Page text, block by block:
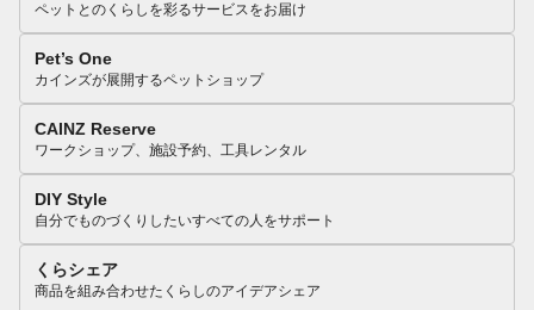
ペットとのくらしを彩るサービスをお届け
Pet’s One
カインズが展開するペットショップ
CAINZ Reserve
ワークショップ、施設予約、工具レンタル
DIY Style
自分でものづくりしたいすべての人をサポート
くらシェア
商品を組み合わせたくらしのアイデアシェア